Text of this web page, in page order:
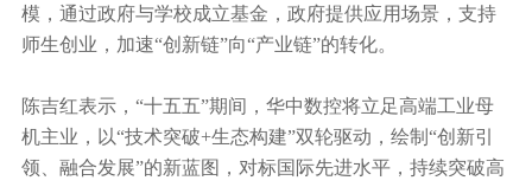
模，通过政府与学校成立基金，政府提供应用场景，支持
师生创业，加速“创新链”向“产业链”的转化。
陈吉红表示，“十五五”期间，华中数控将立足高端工业母
机主业，以“技术突破+生态构建”双轮驱动，绘制“创新引
领、融合发展”的新蓝图，对标国际先进水平，持续突破高